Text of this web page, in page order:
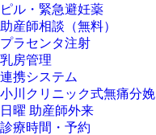
ピル・緊急避妊薬
助産師相談（無料）
プラセンタ注射
乳房管理
連携システム
小川クリニック式無痛分娩
日曜 助産師外来
診療時間・予約